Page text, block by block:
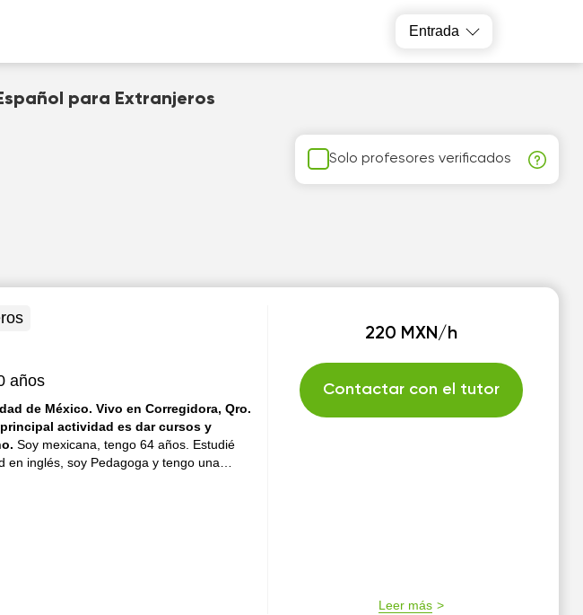
Entrada
para Extranjeros
Solo profesores verificados
años
de México. Vivo en Corregidora, Qro.
actividad es dar cursos y
Soy mexicana, tengo 64 años. Estudié
en inglés, soy Pedagoga y tengo una
un hijo de
Cursos de preparación para
220 MXN/h
Contactar con el tutor
Leer más